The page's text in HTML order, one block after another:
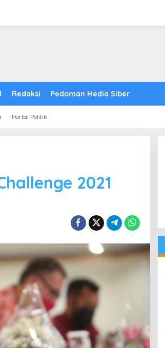
Redaksi Pedoman Media Siber
Partai Politik
2021